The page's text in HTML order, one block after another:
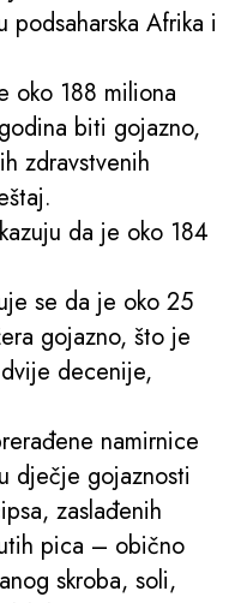
podsaharska Afrika i
oko 188 miliona
biti gojazno,
zdravstvenih
da je oko 184
se da je oko 25
gojazno, što je
decenije,
namirnice
dječje gojaznosti
zaslađenih
pica – obično
skroba, soli,